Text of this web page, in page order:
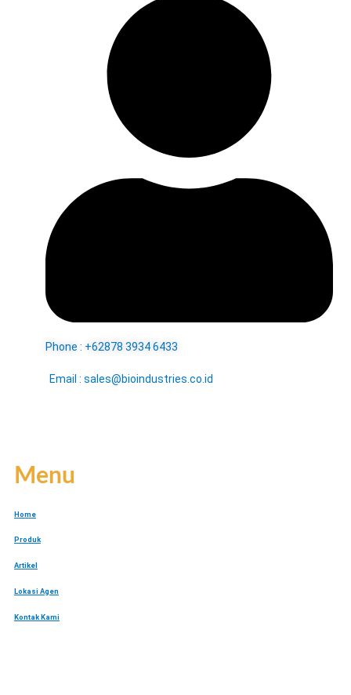
Phone : +62878 3934 6433
Email : sales@bioindustries.co.id
Menu
Home
Produk
Artikel
Lokasi Agen
Kontak Kami